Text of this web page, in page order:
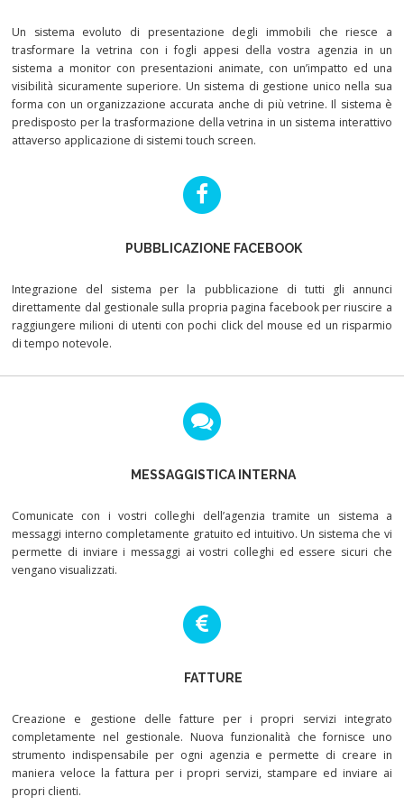
Un sistema evoluto di presentazione degli immobili che riesce a
trasformare la vetrina con i fogli appesi della vostra agenzia in un
sistema a monitor con presentazioni animate, con un’impatto ed una
visibilità sicuramente superiore. Un sistema di gestione unico nella sua
forma con un organizzazione accurata anche di più vetrine. Il sistema è
predisposto per la trasformazione della vetrina in un sistema interattivo
attaverso applicazione di sistemi touch screen.
PUBBLICAZIONE FACEBOOK
Integrazione del sistema per la pubblicazione di tutti gli annunci
direttamente dal gestionale sulla propria pagina facebook per riuscire a
raggiungere milioni di utenti con pochi click del mouse ed un risparmio
di tempo notevole.
MESSAGGISTICA INTERNA
Comunicate con i vostri colleghi dell’agenzia tramite un sistema a
messaggi interno completamente gratuito ed intuitivo. Un sistema che vi
permette di inviare i messaggi ai vostri colleghi ed essere sicuri che
vengano visualizzati.
FATTURE
Creazione e gestione delle fatture per i propri servizi integrato
completamente nel gestionale. Nuova funzionalità che fornisce uno
strumento indispensabile per ogni agenzia e permette di creare in
maniera veloce la fattura per i propri servizi, stampare ed inviare ai
propri clienti.